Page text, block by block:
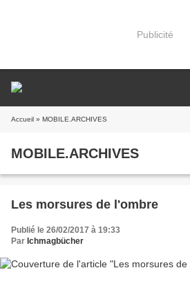
Publicité
Accueil » MOBILE.ARCHIVES
MOBILE.ARCHIVES
Les morsures de l'ombre
Publié le 26/02/2017 à 19:33
Par Ichmagbücher